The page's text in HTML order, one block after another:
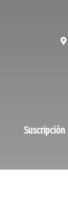
Suscripción